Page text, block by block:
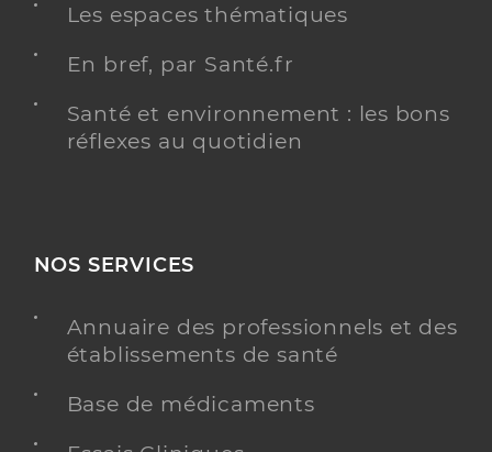
Les espaces thématiques
En bref, par Santé.fr
Santé et environnement : les bons
réflexes au quotidien
NOS SERVICES
Annuaire des professionnels et des
établissements de santé
Base de médicaments